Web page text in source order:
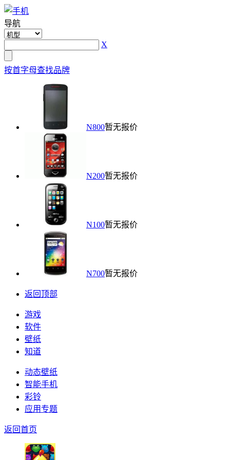
导航
X
按首字母查找品牌
N800暂无报价
N200暂无报价
N100暂无报价
N700暂无报价
返回顶部
游戏
软件
壁纸
知道
动态壁纸
智能手机
彩铃
应用专题
返回首页